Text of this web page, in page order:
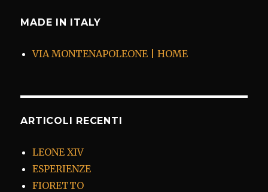
MADE IN ITALY
VIA MONTENAPOLEONE | HOME
ARTICOLI RECENTI
LEONE XIV
ESPERIENZE
FIORETTO